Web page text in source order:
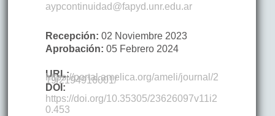
aypcontinuidad@fapyd.unr.edu.ar
Recepción: 02 Noviembre 2023
Aprobación: 05 Febrero 2024
URL:
https://portal.amelica.org/ameli/journal/2
19/2194916001/
DOI:
https://doi.org/10.35305/23626097v11i2
0.453